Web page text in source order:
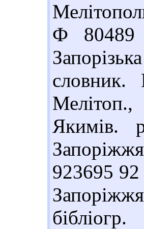
Ф
Мелітоп.,
923695 92